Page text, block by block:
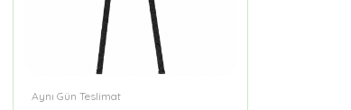
Aynı Gün Teslimat